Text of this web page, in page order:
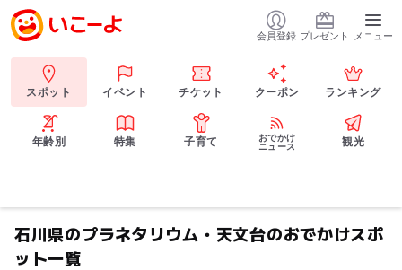
会員登録 プレゼント メニュー
スポット イベント チケット クーポン ランキング
年齢別 特集 子育て
おでかけ
ニュース
観光
石川県のプラネタリウム・天文台のおでかけスポ
ット一覧